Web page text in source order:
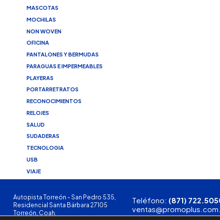
MASCOTAS
MOCHILAS
NON WOVEN
OFICINA
PANTALONES Y BERMUDAS
PARAGUAS E IMPERMEABLES
PLAYERAS
PORTARRETRATOS
RECONOCIMIENTOS
RELOJES
SALUD
SUDADERAS
TECNOLOGIA
USB
VIAJE
Autopista Torreón - San Pedro 535,
Residencial Santa Bárbara 27105
Torreón, Coah.
Teléfono: (871)